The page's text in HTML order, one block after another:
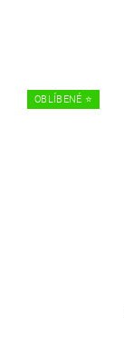
OBLÍBENÉ ⭐️